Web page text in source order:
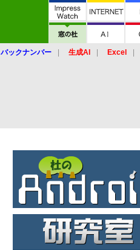
バックナンバー 生成AI Excel